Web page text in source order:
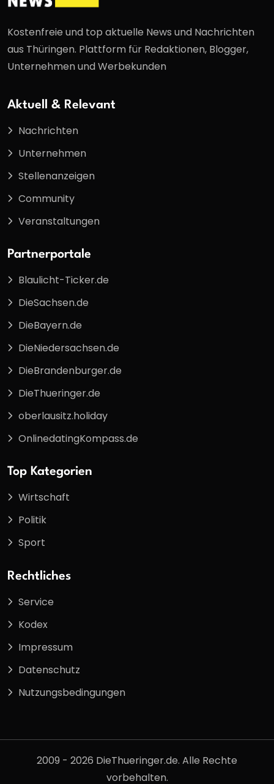
Kostenfreie und top aktuelle News und Nachrichten
aus Thüringen. Plattform für Redaktionen, Blogger,
Unternehmen und Werbekunden
Aktuell & Relevant
Nachrichten
Unternehmen
Stellenanzeigen
Community
Veranstaltungen
Partnerportale
Blaulicht-Ticker.de
DieSachsen.de
DieBayern.de
DieNiedersachsen.de
DieBrandenburger.de
DieThueringer.de
oberlausitz.holiday
OnlinedatingKompass.de
Top Kategorien
Wirtschaft
Politik
Sport
Rechtliches
Service
Kodex
Impressum
Datenschutz
Nutzungsbedingungen
2009 - 2026 DieThueringer.de. Alle Rechte
vorbehalten.